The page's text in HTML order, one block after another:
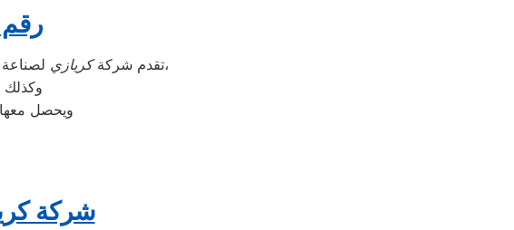
تقدم شركةكريازي
على جميع الأجهزة المنزلية،
وكذلك
ويحصل
شركة